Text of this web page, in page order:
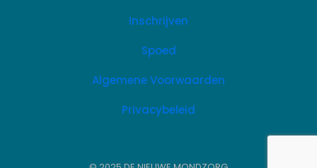
Inschrijven
Spoed
Algemene Voorwaarden
Privacybeleid